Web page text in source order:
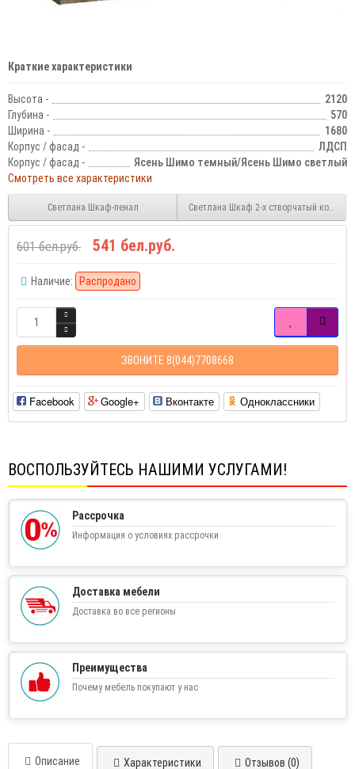
Краткие характеристики
Высота -
2120
Глубина -
570
Ширина -
1680
Корпус / фасад -
ЛДСП
Корпус / фасад -
Ясень Шимо темный/Ясень Шимо светлый
Смотреть все характеристики
Светлана Шкаф-пенал Светлана Шкаф 2-х створчатый
601 бел.руб. 541 бел.руб.
Наличие: Распродано
ЗВОНИТЕ 8(044)7708668
Facebook Google+ Вконтакте Одноклассники
ВОСПОЛЬЗУЙТЕСЬ НАШИМИ УСЛУГАМИ!
Рассрочка
Информация о условиях рассрочки
Доставка мебели
Доставка во все регионы
Преимущества
Почему мебель покупают у нас
Описание Характеристики Отзывов (0)